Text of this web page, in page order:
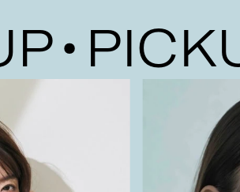
PICKUP